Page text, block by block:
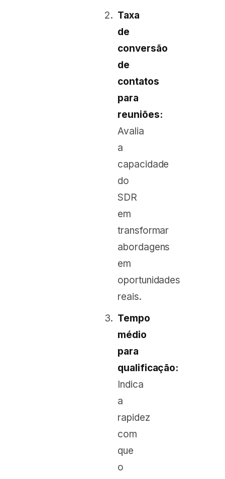
Taxa
de
conversão
de
contatos
para
reuniões:
Avalia
a
capacidade
do
SDR
em
transformar
abordagens
em
oportunidades
reais.
Tempo
médio
para
qualificação:
Indica
a
rapidez
com
que
o